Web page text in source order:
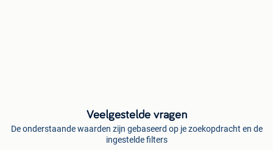
Veelgestelde vragen
De onderstaande waarden zijn gebaseerd op je zoekopdracht en de
ingestelde filters